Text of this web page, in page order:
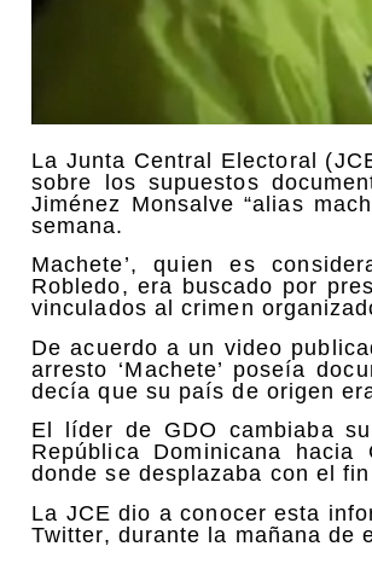
La Junta Central Electoral
sobre los supuestos
Jiménez Monsalve “alias
semana.
Machete’, quien es
Robledo, era buscado por
vinculados al crimen
De acuerdo a un video
arresto ‘Machete’ poseía
decía que su país de origen
El líder de GDO cambiaba
República Dominicana
donde se desplazaba con el
La JCE dio a conocer esta
Twitter, durante la mañana de